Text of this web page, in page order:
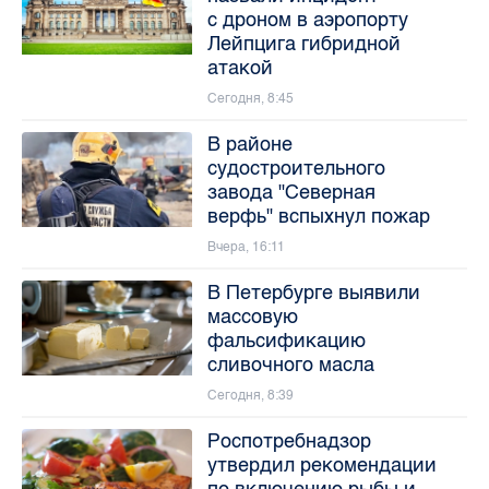
с дроном в аэропорту
Лейпцига гибридной
атакой
Сегодня, 8:45
В районе
судостроительного
завода "Северная
верфь" вспыхнул пожар
Вчера, 16:11
В Петербурге выявили
массовую
фальсификацию
сливочного масла
Сегодня, 8:39
Роспотребнадзор
утвердил рекомендации